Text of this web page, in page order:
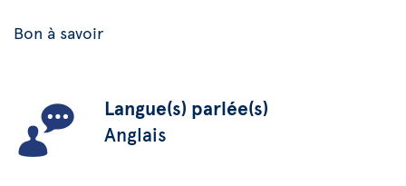
Bon à savoir
Langue(s) parlée(s)
Anglais